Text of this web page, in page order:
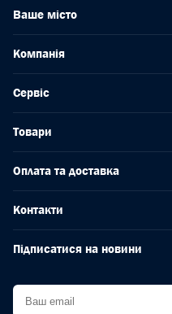
Ваше місто
Компанія
Сервіс
Товари
Оплата та доставка
Контакти
Підписатися на новини